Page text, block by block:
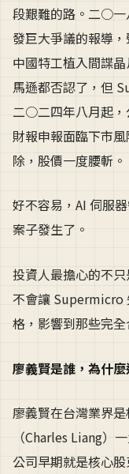
段艱難的路。二○一
發巨大爭議的報導
中國特工植入間諜
馬遜都否認了，但
二○二四年八月起
財報申報面臨下市
除，股價一度腰斬。
好不容易，AI 伺服
案子發生了。
投資人最擔心的不
不會讓 Supermicro
格，影響到那些完全
廖義賢是誰，為什
廖義賢在台灣業界
（Charles Liang）
公司早期就是核心